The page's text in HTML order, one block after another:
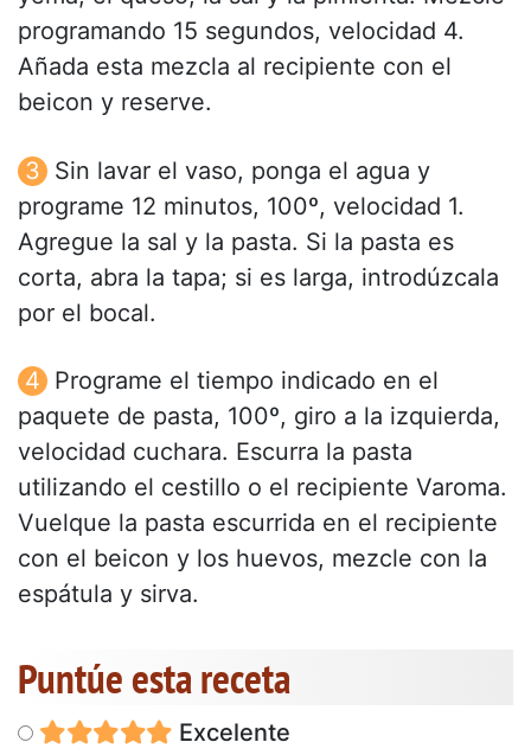
programando 15 segundos, velocidad 4.
Añada esta mezcla al recipiente con el
beicon y reserve.
Sin lavar el vaso, ponga el agua y
programe 12 minutos, 100º, velocidad 1.
Agregue la sal y la pasta. Si la pasta es
corta, abra la tapa; si es larga, introdúzcala
por el bocal.
Programe el tiempo indicado en el
paquete de pasta, 100º, giro a la izquierda,
velocidad cuchara. Escurra la pasta
utilizando el cestillo o el recipiente Varoma.
Vuelque la pasta escurrida en el recipiente
con el beicon y los huevos, mezcle con la
espátula y sirva.
Puntúe esta receta
Excelente